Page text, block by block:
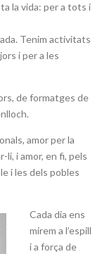
la vida: per a tots i
Tenim activitats
i per a les
de formatges de
amor per la
i amor, en fi, pels
i les dels pobles
Cada dia ens
mirem a l’espill
i a força de